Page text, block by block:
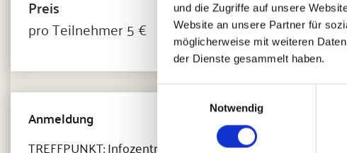
und die Zugriffe auf unsere
Website an unsere Partner für
möglicherweise mit weiteren
der Dienste gesammelt haben.
Einwilligungsauswahl
Notwendig
Preis
pro Teilnehmer 5 €
Anmeldung
TREFFPUNKT: Infozentrum DOMPLATZ 5